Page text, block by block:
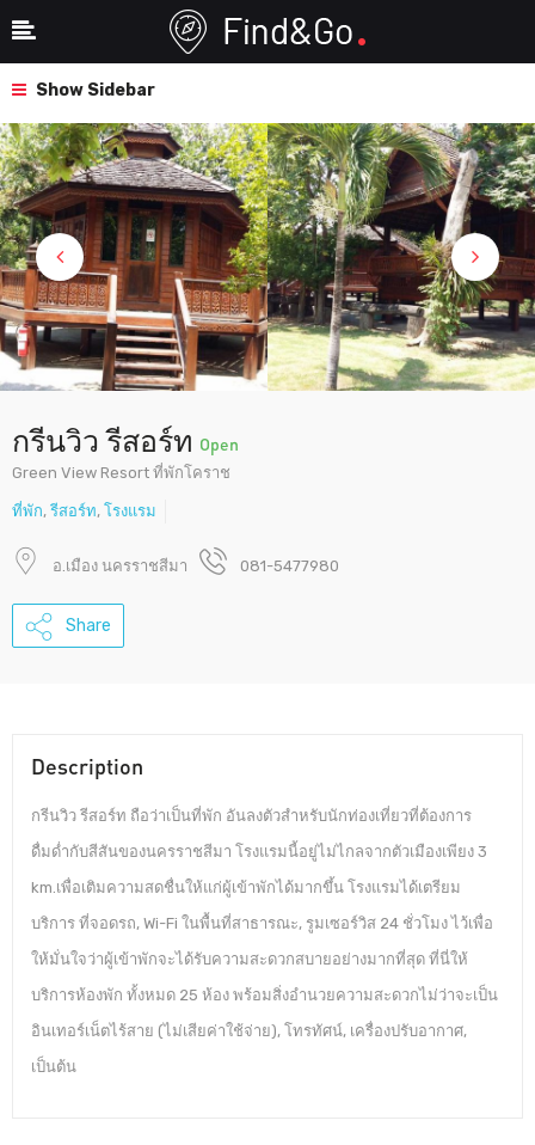
Show Sidebar
กรีนวิว รีสอร์ท Open
Green View Resort ที่พักโคราช
ที่พัก, รีสอร์ท, โรงแรม
อ.เมือง นครราชสีมา 081-5477980
Share
Description
กรีนวิว รีสอร์ท ถือว่าเป็นที่พัก อันลงตัวสำหรับนักท่องเที่ยวที่ต้องการ
ดื่มด่ำกับสีสันของนครราชสีมา โรงแรมนี้อยู่ไม่ไกลจากตัวเมืองเพียง 3
km.เพื่อเติมความสดชื่นให้แก่ผู้เข้าพักได้มากขึ้น โรงแรมได้เตรียม
บริการ ที่จอดรถ, Wi-Fi ในพื้นที่สาธารณะ, รูมเซอร์วิส 24 ชั่วโมง ไว้เพื่อ
ให้มั่นใจว่าผู้เข้าพักจะได้รับความสะดวกสบายอย่างมากที่สุด ที่นี่ให้
บริการห้องพัก ทั้งหมด 25 ห้อง พร้อมสิ่งอำนวยความสะดวกไม่ว่าจะเป็น
อินเทอร์เน็ตไร้สาย (ไม่เสียค่าใช้จ่าย), โทรทัศน์, เครื่องปรับอากาศ,
เป็นต้น